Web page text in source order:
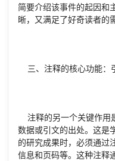
简要介绍该事件的起因和
晰，又满足了好奇读者的
三、注释的核心功能：
注释的另一个关键作用
数据或引文的出处。这是
的研究成果时，必须通过
信息和页码等。这种注释